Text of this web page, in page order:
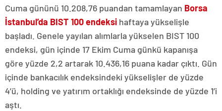
Cuma gününü 10.208,76 puandan tamamlayan Borsa
İstanbul’da BIST 100 endeksi haftaya yükselişle
başladı. Genele yayılan alımlarla yükselen BIST 100
endeksi, gün içinde 17 Ekim Cuma günkü kapanışa
göre yüzde 2,2 artarak 10.436,16 puana kadar çıktı. Gün
içinde bankacılık endeksindeki yükselişler de yüzde
4’ü, holding ve yatırım ortaklığı endeksinde de yüzde 1’i
aştı.